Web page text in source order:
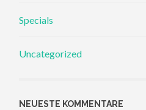
Specials
Uncategorized
NEUESTE KOMMENTARE